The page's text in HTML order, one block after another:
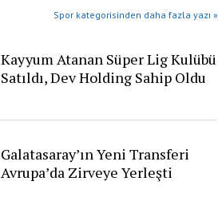
Spor kategorisinden daha fazla yazı »
Kayyum Atanan Süper Lig Kulübü
Satıldı, Dev Holding Sahip Oldu
Galatasaray’ın Yeni Transferi
Avrupa’da Zirveye Yerleşti